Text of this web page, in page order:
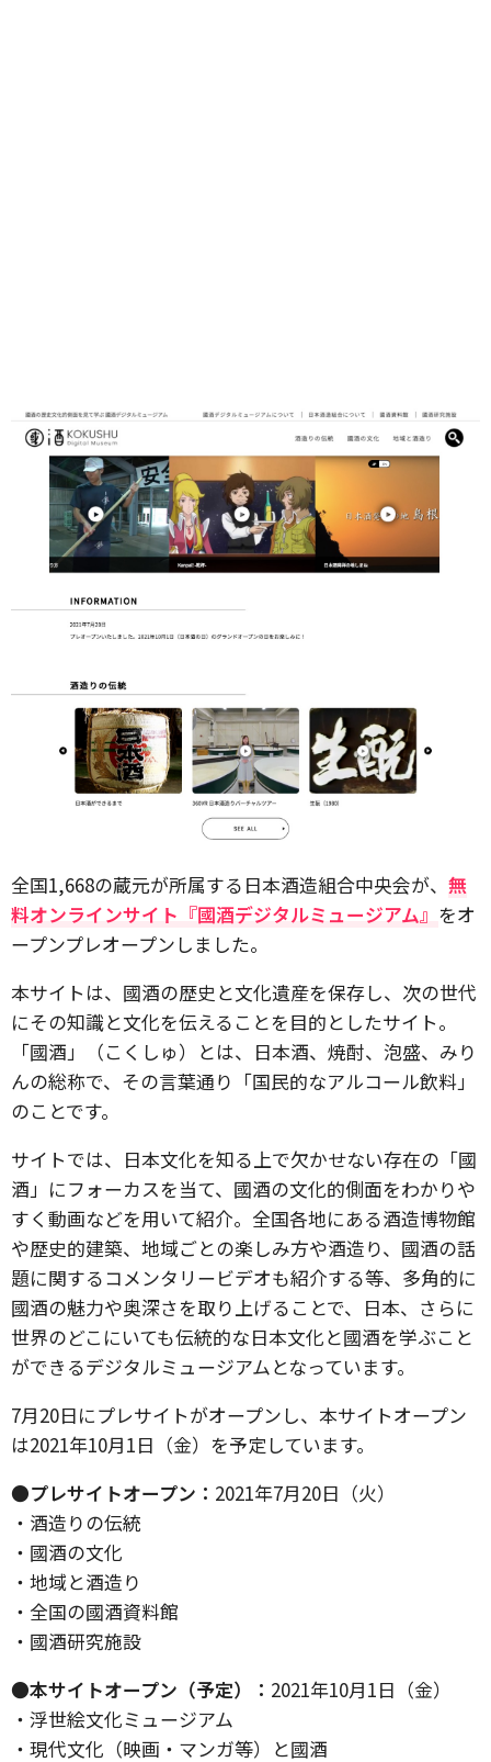
全国1,668の蔵元が所属する日本酒造組合中央会が、 無
料オンラインサイト『國酒デジタルミュージアム』 をオ
ープンプレオープンしました。
本サイトは、國酒の歴史と文化遺産を保存し、次の世代
にその知識と文化を伝えることを目的としたサイト。
「國酒」（こくしゅ）とは、日本酒、焼酎、泡盛、みり
んの総称で、その言葉通り「国民的なアルコール飲料」
のことです。
サイトでは、日本文化を知る上で欠かせない存在の「國
酒」にフォーカスを当て、國酒の文化的側面をわかりや
すく動画などを用いて紹介。全国各地にある酒造博物館
や歴史的建築、地域ごとの楽しみ方や酒造り、國酒の話
題に関するコメンタリービデオも紹介する等、多角的に
國酒の魅力や奥深さを取り上げることで、日本、さらに
世界のどこにいても伝統的な日本文化と國酒を学ぶこと
ができるデジタルミュージアムとなっています。
7月20日にプレサイトがオープンし、本サイトオープン
は2021年10月1日（金）を予定しています。
●プレサイトオープン： 2021年7月20日（火）
・酒造りの伝統
・國酒の文化
・地域と酒造り
・全国の國酒資料館
・國酒研究施設
●本サイトオープン（予定）： 2021年10月1日（金）
・浮世絵文化ミュージアム
・現代文化（映画・マンガ等）と國酒